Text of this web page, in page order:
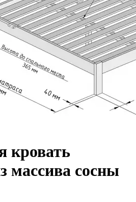
кровать
массива сосны